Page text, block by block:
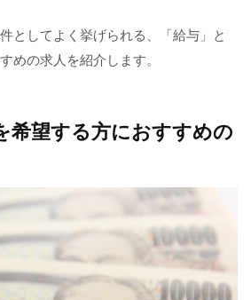
としてよく挙げられる、「給与」と
めの求人を紹介します。
希望する方におすすめの